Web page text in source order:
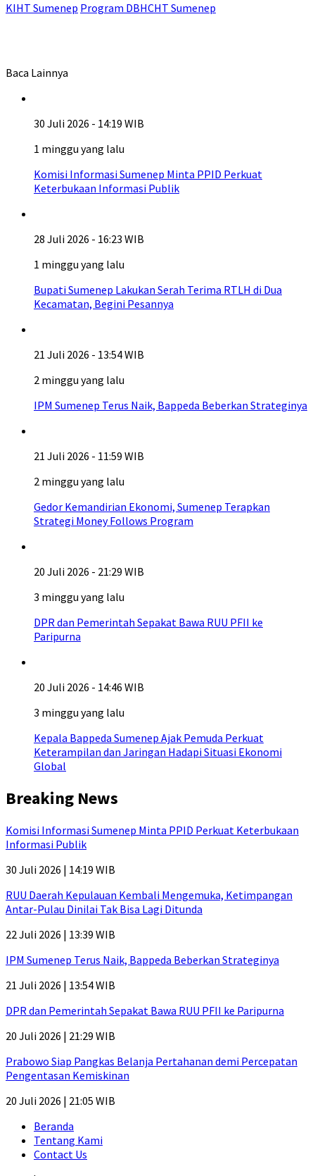
KIHT Sumenep Program DBHCHT Sumenep
Baca Lainnya
30 Juli 2026 - 14:19 WIB
1 minggu yang lalu
Komisi Informasi Sumenep Minta PPID Perkuat
Keterbukaan Informasi Publik
28 Juli 2026 - 16:23 WIB
1 minggu yang lalu
Bupati Sumenep Lakukan Serah Terima RTLH di Dua
Kecamatan, Begini Pesannya
21 Juli 2026 - 13:54 WIB
2 minggu yang lalu
IPM Sumenep Terus Naik, Bappeda Beberkan Strateginya
21 Juli 2026 - 11:59 WIB
2 minggu yang lalu
Gedor Kemandirian Ekonomi, Sumenep Terapkan
Strategi Money Follows Program
20 Juli 2026 - 21:29 WIB
3 minggu yang lalu
DPR dan Pemerintah Sepakat Bawa RUU PFII ke
Paripurna
20 Juli 2026 - 14:46 WIB
3 minggu yang lalu
Kepala Bappeda Sumenep Ajak Pemuda Perkuat
Keterampilan dan Jaringan Hadapi Situasi Ekonomi
Global
Breaking News
Komisi Informasi Sumenep Minta PPID Perkuat Keterbukaan
Informasi Publik
30 Juli 2026 | 14:19 WIB
RUU Daerah Kepulauan Kembali Mengemuka, Ketimpangan
Antar-Pulau Dinilai Tak Bisa Lagi Ditunda
22 Juli 2026 | 13:39 WIB
IPM Sumenep Terus Naik, Bappeda Beberkan Strateginya
21 Juli 2026 | 13:54 WIB
DPR dan Pemerintah Sepakat Bawa RUU PFII ke Paripurna
20 Juli 2026 | 21:29 WIB
Prabowo Siap Pangkas Belanja Pertahanan demi Percepatan
Pengentasan Kemiskinan
20 Juli 2026 | 21:05 WIB
Beranda
Tentang Kami
Contact Us